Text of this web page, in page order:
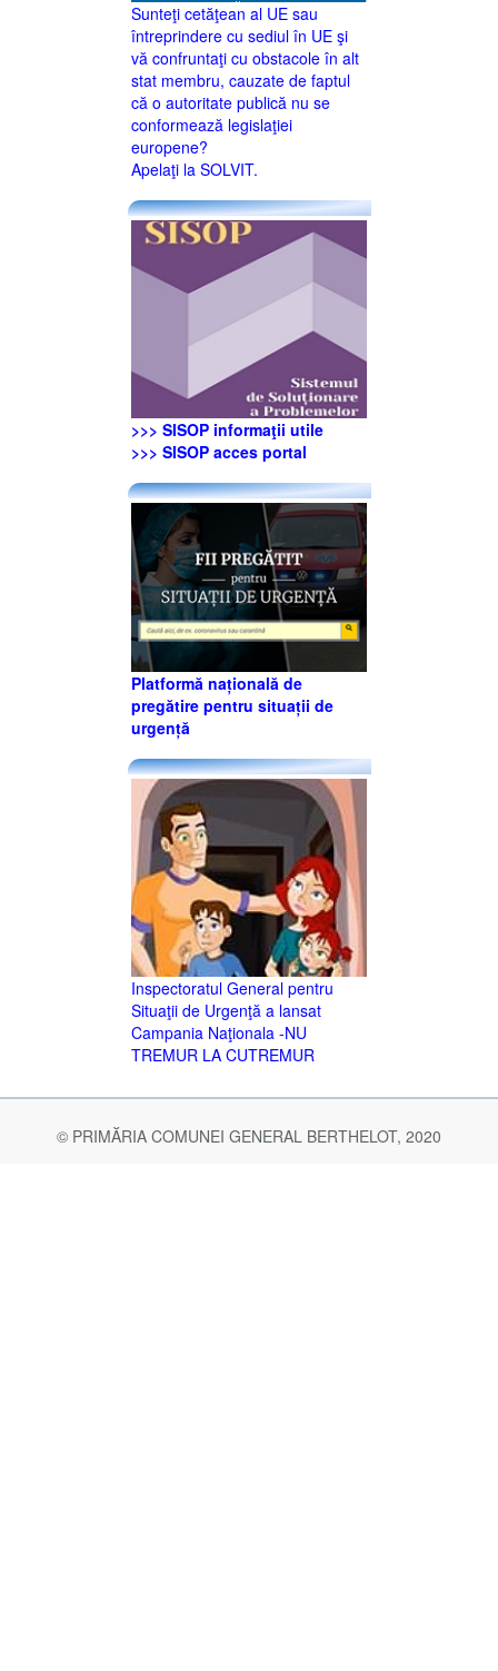
Sunteţi cetăţean al UE sau
întreprindere cu sediul în UE şi
vă confruntaţi cu obstacole în alt
stat membru, cauzate de faptul
că o autoritate publică nu se
conformează legislaţiei
europene?
Apelaţi la SOLVIT.
>>> SISOP informaţii utile
>>> SISOP acces portal
Platformă națională de
pregătire pentru situații de
urgență
Inspectoratul General pentru
Situaţii de Urgenţă a lansat
Campania Naţionala -NU
TREMUR LA CUTREMUR
© PRIMĂRIA COMUNEI GENERAL BERTHELOT, 2020